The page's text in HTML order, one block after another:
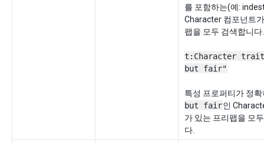
를 포함하는(예:
Character 컴포넌트
팹을 모두 검색합니다.
t:Character
but fair"
특성 프로퍼티가 정
but fair인
가 있는 프리팹을 모
다.